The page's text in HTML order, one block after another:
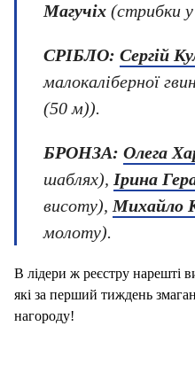
Магучіх (стрибки
СРІБЛО: Сергій
малокаліберної
(50 м)).
БРОНЗА: Олега
шаблях), Ірина
висоту), Михайло
молоту).
В лідери ж реєстру нарешті
які за перший тиждень
нагороду!